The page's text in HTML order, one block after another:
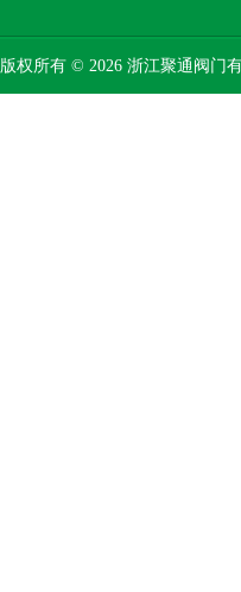
版权所有 © 2026 浙江聚通阀门